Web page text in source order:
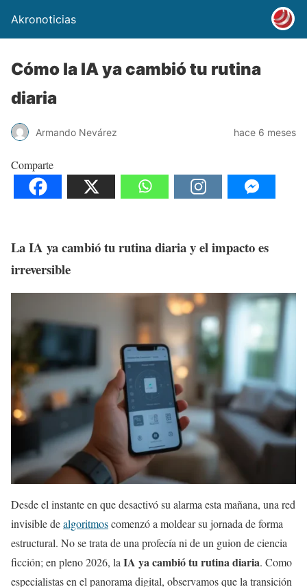
Akronoticias
Cómo la IA ya cambió tu rutina
diaria
Armando Nevárez hace 6 meses
Comparte
La IA ya cambió tu rutina diaria y el impacto es
irreversible
Desde el instante en que desactivó su alarma esta mañana, una red
invisible dealgoritmoscomenzó a moldear su jornada de forma
estructural. No se trata de una profecía ni de un guion de ciencia
ficción; en pleno 2026, la IA ya cambió tu rutina diaria. Como
especialistas en el panorama digital, observamos que la transición